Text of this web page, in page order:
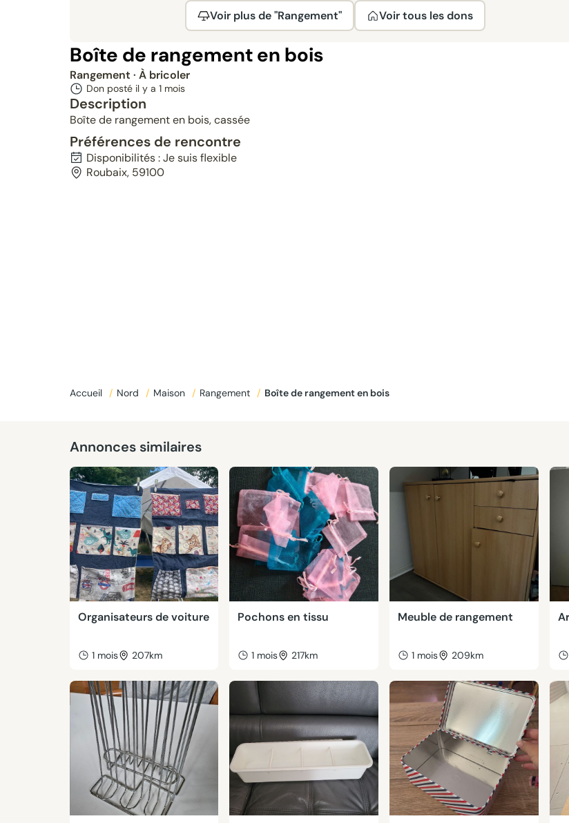
Voir plus de "Rangement"
Voir tous les dons
Boîte de rangement en bois
Rangement · À bricoler
Don posté il y a 1 mois
Description
Boîte de rangement en bois, cassée
Préférences de rencontre
Disponibilités : Je suis flexible
Roubaix, 59100
Accueil / Nord / Maison / Rangement / Boîte de rangement en bois
Annonces similaires
Organisateurs de voiture
1 mois 207km
Pochons en tissu
1 mois 217km
Meuble de rangement
1 mois 209km